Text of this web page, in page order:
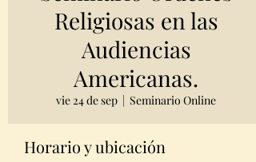
Religiosas en las
Audiencias
Americanas.
vie 24 de sep
  |
Seminario Online
Horario y ubicación